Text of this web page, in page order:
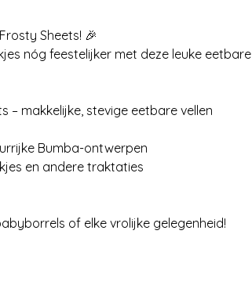
Sheets! 🎉
nóg feestelijker met deze leuke eetbare
– makkelijke, stevige eetbare vellen
Bumba-ontwerpen
en andere traktaties
of elke vrolijke gelegenheid!